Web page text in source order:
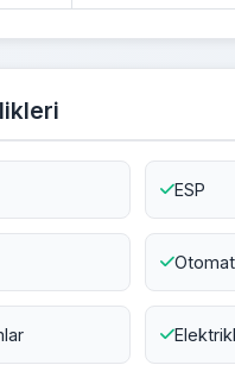
ESP